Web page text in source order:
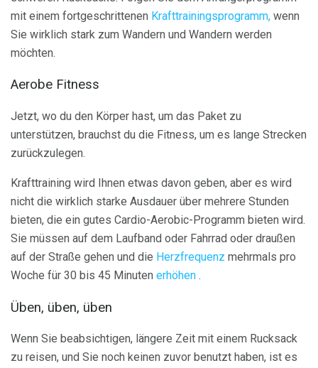
mit einem fortgeschrittenen Krafttrainingsprogramm, wenn
Sie wirklich stark zum Wandern und Wandern werden
möchten.
Aerobe Fitness
Jetzt, wo du den Körper hast, um das Paket zu
unterstützen, brauchst du die Fitness, um es lange Strecken
zurückzulegen.
Krafttraining wird Ihnen etwas davon geben, aber es wird
nicht die wirklich starke Ausdauer über mehrere Stunden
bieten, die ein gutes Cardio-Aerobic-Programm bieten wird.
Sie müssen auf dem Laufband oder Fahrrad oder draußen
auf der Straße gehen und die Herzfrequenz mehrmals pro
Woche für 30 bis 45 Minuten erhöhen .
Üben, üben, üben
Wenn Sie beabsichtigen, längere Zeit mit einem Rucksack
zu reisen, und Sie noch keinen zuvor benutzt haben, ist es